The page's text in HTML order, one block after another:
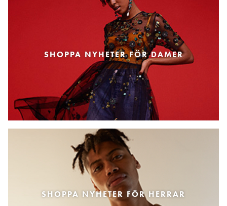
SHOPPA NYHETER FÖR DAMER
SHOPPA NYHETER FÖR HERRAR